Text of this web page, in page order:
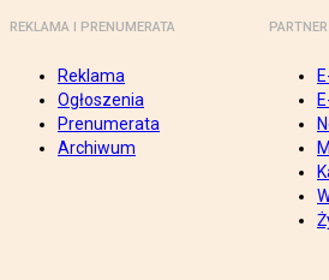
REKLAMA I PRENUMERATA
Reklama
Ogłoszenia
Prenumerata
Archiwum